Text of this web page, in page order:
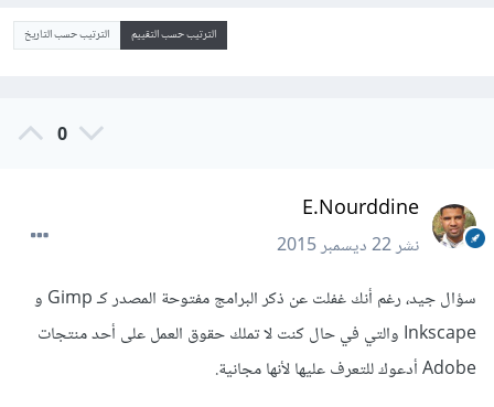
الترتيب حسب التقييم الترتيب حسب التاريخ
0
E.Nourddine
نشر22 ديسمبر 2015
سؤال جيد، رغم أنك غفلت عن ذكر البرامج مفتوحة المصدر كـ Gimp و
Inkscape والتي في حال كنت لا تملك حقوق العمل على أحد منتجات
Adobe أدعوك للتعرف عليها لأنها مجانية.